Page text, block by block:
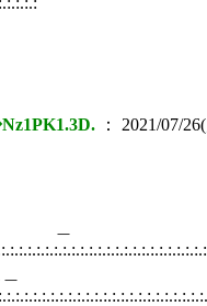
： 2021/07/